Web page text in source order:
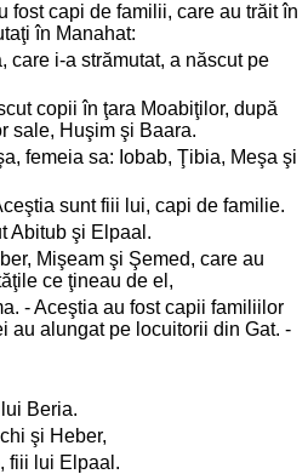
fost capi de familii, care au trăit în
în Manahat:
care i-a strămutat, a născut pe
copii în ţara Moabiţilor, după
sale, Huşim şi Baara.
femeia sa: Iobab, Ţibia, Meşa şi
sunt fiii lui, capi de familie.
Abitub şi Elpaal.
Mişeam şi Şemed, care au
ce ţineau de el,
- Aceştia au fost capii familiilor
au alungat pe locuitorii din Gat. -
Beria.
şi Heber,
fiii lui Elpaal.